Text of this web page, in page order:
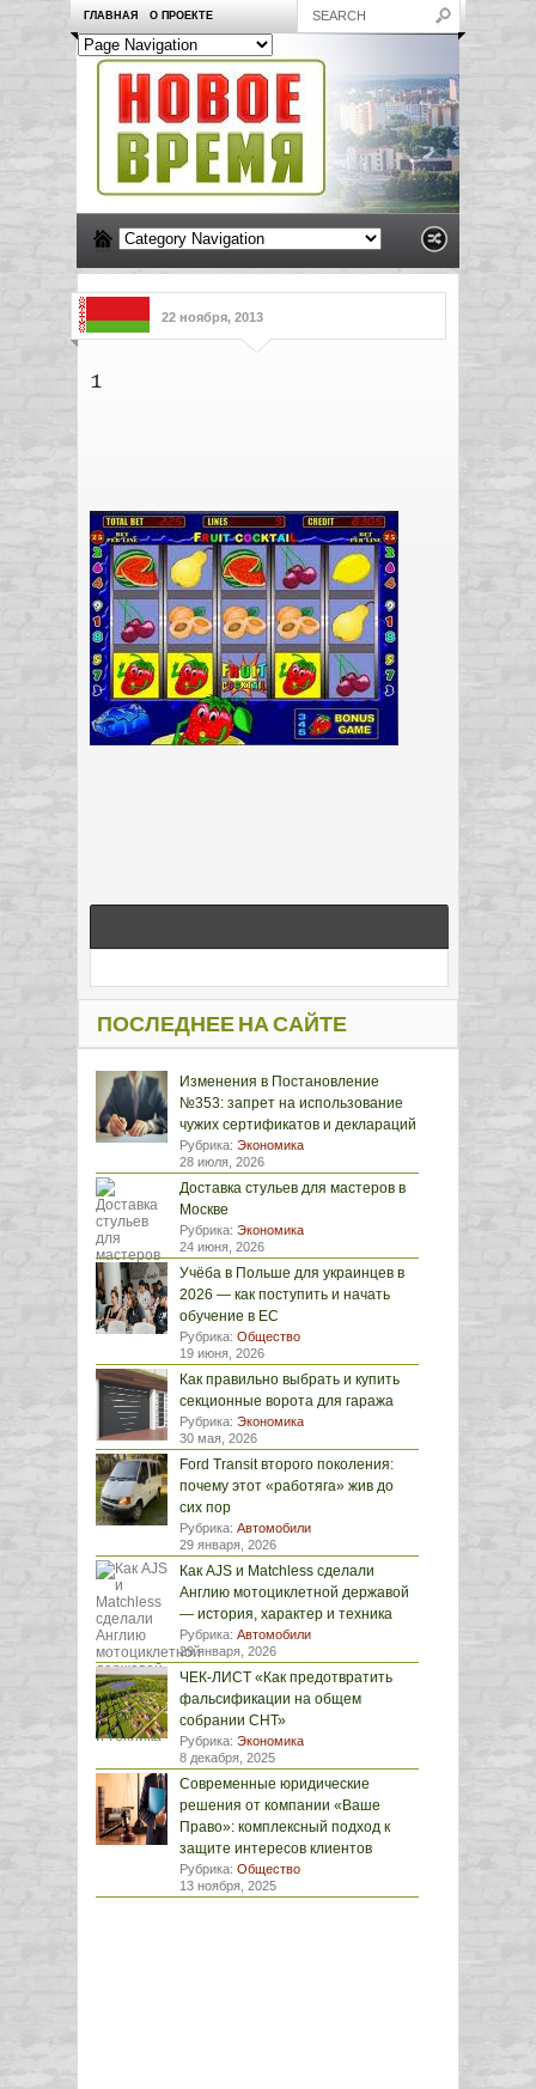
ГЛАВНАЯ О ПРОЕКТЕ
22 ноября, 2013
1
ПОСЛЕДНЕЕ НА САЙТЕ
Изменения в Постановление
№353: запрет на использование
чужих сертификатов и деклараций
Рубрика: Экономика
28 июля, 2026
Доставка стульев для мастеров в
Москве
Рубрика: Экономика
24 июня, 2026
Учёба в Польше для украинцев в
2026 — как поступить и начать
обучение в ЕС
Рубрика: Общество
19 июня, 2026
Как правильно выбрать и купить
секционные ворота для гаража
Рубрика: Экономика
30 мая, 2026
Ford Transit второго поколения:
почему этот «работяга» жив до
сих пор
Рубрика: Автомобили
29 января, 2026
Как AJS и Matchless сделали
Англию мотоциклетной державой
— история, характер и техника
Рубрика: Автомобили
29 января, 2026
ЧЕК-ЛИСТ «Как предотвратить
фальсификации на общем
собрании СНТ»
Рубрика: Экономика
8 декабря, 2025
Современные юридические
решения от компании «Ваше
Право»: комплексный подход к
защите интересов клиентов
Рубрика: Общество
13 ноября, 2025